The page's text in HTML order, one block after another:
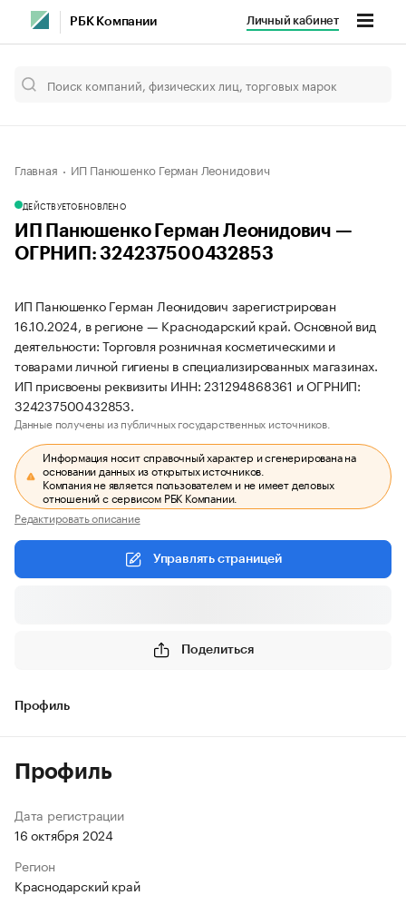
РБК Компании Личный кабинет
Главная ИП Панюшенко Герман Леонидович
ДЕЙСТВУЕТОБНОВЛЕНО
ИП Панюшенко Герман Леонидович —
ОГРНИП: 324237500432853
ИП Панюшенко Герман Леонидович зарегистрирован
16.10.2024, в регионе — Краснодарский край. Основной вид
деятельности: Торговля розничная косметическими и
товарами личной гигиены в специализированных магазинах.
ИП присвоены реквизиты ИНН: 231294868361 и ОГРНИП:
324237500432853.
Данные получены из публичных государственных источников.
Информация носит справочный характер и сгенерирована на
основании данных из открытых источников.
Компания не является пользователем и не имеет деловых
отношений с сервисом РБК Компании.
Редактировать описание
Управлять страницей
Поделиться
Профиль
Профиль
Дата регистрации
16 октября 2024
Регион
Краснодарский край